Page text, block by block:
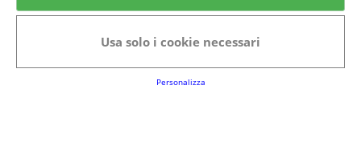
Bambini
Animali
Link Utili
Usa solo i cookie necessari
Personalizza